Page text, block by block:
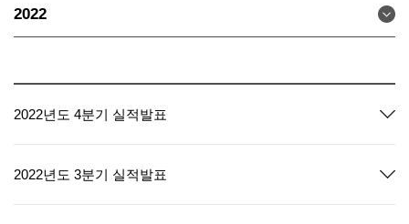
2022
2022년도 4분기 실적발표
2022년도 3분기 실적발표